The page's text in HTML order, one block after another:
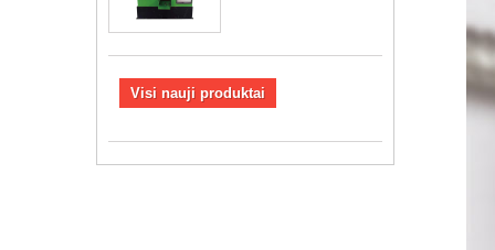
Visi nauji produktai